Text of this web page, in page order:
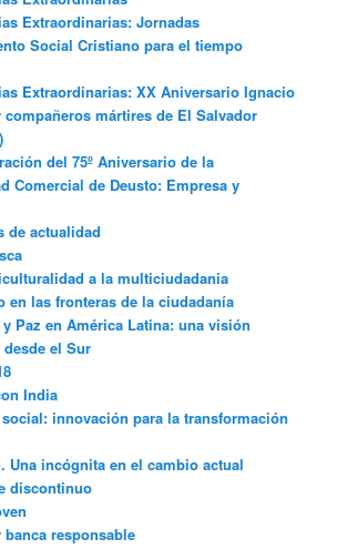
Extraordinarias: Jornadas
Social Cristiano para el tiempo
Extraordinarias: XX Aniversario Ignacio
compañeros mártires de El Salvador
del 75º Aniversario de la
Comercial de Deusto: Empresa y
de actualidad
a la multiciudadania
en las fronteras de la ciudadanía
Paz en América Latina: una visión
el Sur
India
innovación para la transformación
Una incógnita en el cambio actual
discontinuo
banca responsable